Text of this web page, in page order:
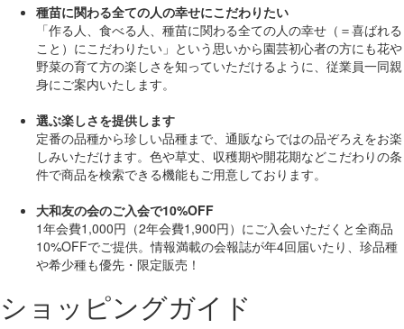
種苗に関わる全ての人の幸せにこだわりたい
「作る人、食べる人、種苗に関わる全ての人の幸せ（＝喜ばれる
こと）にこだわりたい」 という思いから園芸初心者の方にも花や
野菜の育て方の楽しさを知っていただけるように、従業員一同親
身にご案内いたします。
選ぶ楽しさを提供します
定番の品種から珍しい品種まで、通販ならではの品ぞろえをお楽
しみいただけます。色や草丈、収穫期や開花期などこだわりの条
件で商品を検索できる機能もご用意しております。
大和友の会のご入会で10%OFF
1年会費1,000円（2年会費1,900円）にご入会いただくと全商品
10%OFFでご提供。情報満載の会報誌が年4回届いたり、珍品種
や希少種も優先・限定販売！
ショッピングガイド